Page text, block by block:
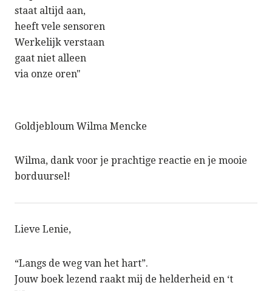
staat altijd aan,
heeft vele sensoren
Werkelijk verstaan
gaat niet alleen
via onze oren"
Goldjebloum Wilma Mencke
Wilma, dank voor je prachtige reactie en je mooie
borduursel!
Lieve Lenie,
“Langs de weg van het hart”.
Jouw boek lezend raakt mij de helderheid en ‘t